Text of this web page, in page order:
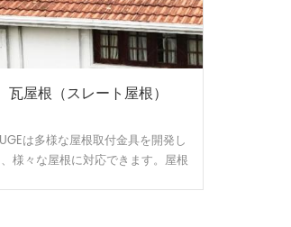
瓦屋根（スレート屋根）
は多様な屋根取付金具を開発し
様々な屋根に対応できます。屋根